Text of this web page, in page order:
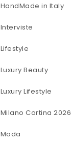
HandMade in Italy
Interviste
Lifestyle
Luxury Beauty
Luxury Lifestyle
Milano Cortina 2026
Moda